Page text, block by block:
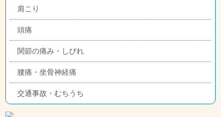
肩こり
頭痛
関節の痛み・しびれ
腰痛・坐骨神経痛
交通事故・むちうち